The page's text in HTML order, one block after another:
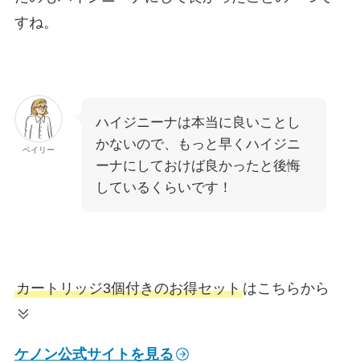
すね。
ベイリー
ハイジニーナは本当に良いことし
かないので、もっと早くハイジニ
ーナにしておけば良かったと後悔
しているくらいです！
カートリッジ3個付きのお得セットはこちらから
ケノン公式サイトを見る